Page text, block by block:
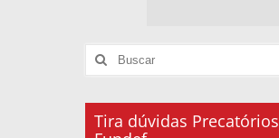
Tira dúvidas Precatórios